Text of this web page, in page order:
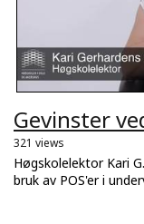
Gevinster
321 views
Høgskolelektor Kari
bruk av POS'er i